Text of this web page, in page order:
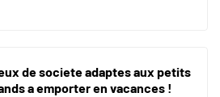
de societe adaptes aux petits
a emporter en vacances !